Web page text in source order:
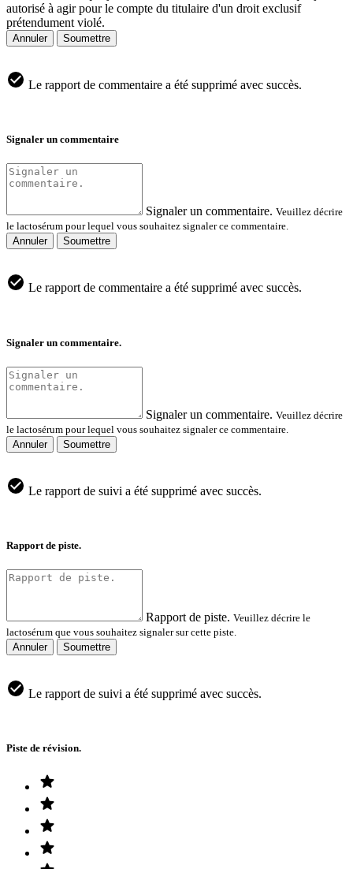
autorisé à agir pour le compte du titulaire d'un droit exclusif
prétendument violé.
Annuler Soumettre
Le rapport de commentaire a été supprimé avec succès.
Signaler un commentaire
Signaler un commentaire. Veuillez décrire
le lactosérum pour lequel vous souhaitez signaler ce commentaire.
Annuler
Soumettre
Le rapport de commentaire a été supprimé avec succès.
Signaler un commentaire.
Signaler un commentaire. Veuillez décrire
le lactosérum pour lequel vous souhaitez signaler ce commentaire.
Annuler
Soumettre
Le rapport de suivi a été supprimé avec succès.
Rapport de piste.
Rapport de piste. Veuillez décrire le
lactosérum que vous souhaitez signaler sur cette piste.
Annuler
Soumettre
Le rapport de suivi a été supprimé avec succès.
Piste de révision.